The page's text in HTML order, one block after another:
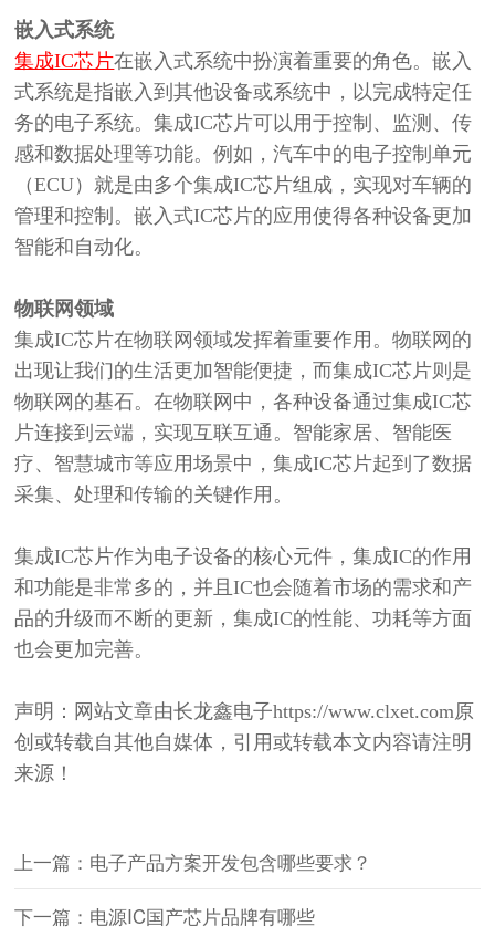
嵌入式系统
集成IC芯片在嵌入式系统中扮演着重要的角色。嵌入
式系统是指嵌入到其他设备或系统中，以完成特定任
务的电子系统。集成IC芯片可以用于控制、监测、传
感和数据处理等功能。例如，汽车中的电子控制单元
（ECU）就是由多个集成IC芯片组成，实现对车辆的
管理和控制。嵌入式IC芯片的应用使得各种设备更加
智能和自动化。
物联网领域
集成IC芯片在物联网领域发挥着重要作用。物联网的
出现让我们的生活更加智能便捷，而集成IC芯片则是
物联网的基石。在物联网中，各种设备通过集成IC芯
片连接到云端，实现互联互通。智能家居、智能医
疗、智慧城市等应用场景中，集成IC芯片起到了数据
采集、处理和传输的关键作用。
集成IC芯片作为电子设备的核心元件，集成IC的作用
和功能是非常多的，并且IC也会随着市场的需求和产
品的升级而不断的更新，集成IC的性能、功耗等方面
也会更加完善。
声明：网站文章由长龙鑫电子https://www.clxet.com原
创或转载自其他自媒体，引用或转载本文内容请注明
来源！
上一篇：电子产品方案开发包含哪些要求？
下一篇：电源IC国产芯片品牌有哪些